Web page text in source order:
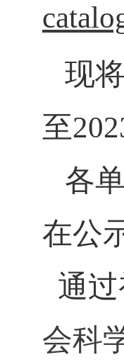
现
至
各
在公
通
会科